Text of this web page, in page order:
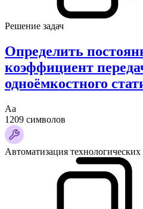
Решение задач
Определить
коэффициент
одноёмкостного
Аа
1209 символов
Автоматизация технологических